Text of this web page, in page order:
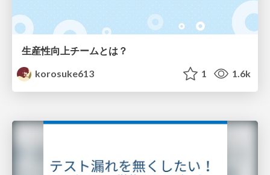
生産性向上チームとは？
korosuke613
1 1.6k